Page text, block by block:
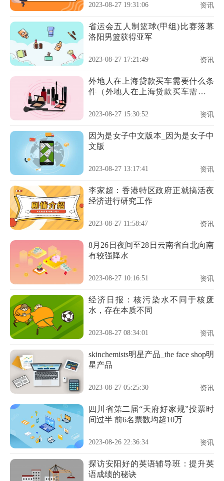
2023-08-27 19:31:06 资讯
省运会五人制篮球(甲组)比赛落幕
洛阳男篮获得亚军
2023-08-27 17:21:49 资讯
外地人在上海贷款买车需要什么条
件（外地人在上海贷款买车需要什
2023-08-27 15:30:52 资讯
因为是女子中文版本_因为是女子中
文版
2023-08-27 13:17:41 资讯
李家超：香港特区政府正就搞活夜
经济进行研究工作
2023-08-27 11:58:47 资讯
8月26日夜间至28日云南省自北向南
有较强降水
2023-08-27 10:16:51 资讯
经济日报：核污染水不同于核废
水，存在本质不同
2023-08-27 08:34:01 资讯
skinchemists明星产品_the face shop明
星产品
2023-08-27 05:25:30 资讯
四川省第二届“天府好家规”投票时
间过半 前6名票数均超10万
2023-08-26 22:36:34 资讯
探访安阳好的英语辅导班：提升英
语成绩的秘诀